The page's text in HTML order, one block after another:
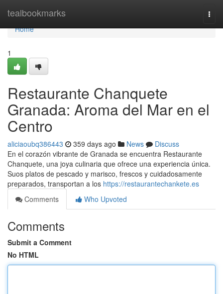
tealbookmarks
Home
Home
1
Restaurante Chanquete
Granada: Aroma del Mar en el
Centro
aliciaoubq386443 359 days ago News
Discuss
En el corazón vibrante de Granada se encuentra Restaurante
Chanquete, una joya culinaria que ofrece una experiencia única.
Suos platos de pescado y marisco, frescos y cuidadosamente
preparados, transportan a los https://restaurantechankete.es
Comments
Who Upvoted
Comments
Submit a Comment
No HTML